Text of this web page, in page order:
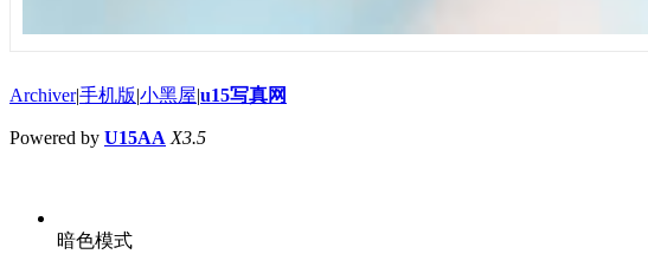
Archiver|手机版|小黑屋|u15写真网
Powered by U15AA X3.5
暗色模式